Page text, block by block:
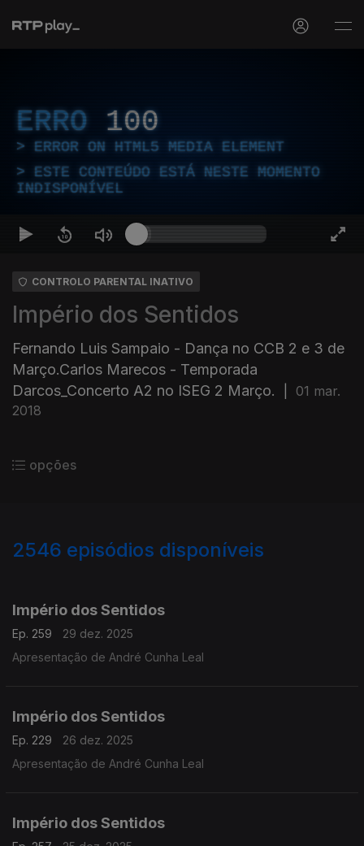
ERRO 100
ERROR ON HTML5 MEDIA ELEMENT
ESTE CONTEÚDO ESTÁ NESTE MOMENTO
INDISPONÍVEL
CONTROLO PARENTAL INATIVO
Império dos Sentidos
Fernando Luis Sampaio - Dança no CCB 2 e 3 de
Março.Carlos Marecos - Temporada
Darcos_Concerto A2 no ISEG 2 Março.
01 mar.
2018
opções
2546 episódios disponíveis
Império dos Sentidos
Ep. 259
29 dez. 2025
Apresentação de André Cunha Leal
Império dos Sentidos
Ep. 229
26 dez. 2025
Apresentação de André Cunha Leal
Império dos Sentidos